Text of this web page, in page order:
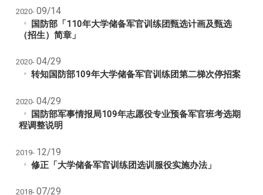
2020- 09/14
国防部「110年大学储备军官训练团甄选计画及甄选
（招生）简章」
2020- 04/29
转知国防部109年大学储备军官训练团第二梯次停招案
2020- 04/29
国防部军事情报局109年志愿役专业预备军官班考选期
程调整说明
2019- 12/19
修正「大学储备军官训练团选训服役实施办法」
2018- 07/29